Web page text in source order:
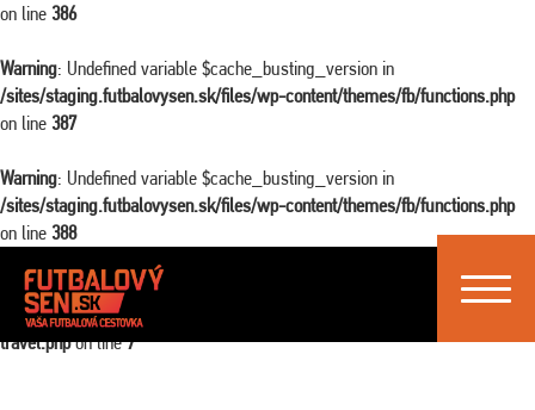
on line 386
Warning: Undefined variable $cache_busting_version in
/sites/staging.futbalovysen.sk/files/wp-content/themes/fb/functions.php
on line 387
Warning: Undefined variable $cache_busting_version in
/sites/staging.futbalovysen.sk/files/wp-content/themes/fb/functions.php
on line 388
Toggle
Warning: Attempt to read property "ID" on false in
/sites/staging.futbalovysen.sk/files/wp-content/themes/fb/single-
travel.phpon line7